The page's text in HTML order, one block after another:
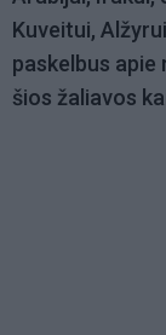
Kuveitui,
paskelbus
šios žaliavos